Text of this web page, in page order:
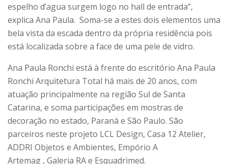
espelho d’agua surgem logo no hall de entrada”,
explica Ana Paula. Soma-se a estes dois elementos uma
bela vista da escada dentro da própria residência pois
está localizada sobre a face de uma pele de vidro.
Ana Paula Ronchi está à frente do escritório Ana Paula
Ronchi Arquitetura Total há mais de 20 anos, com
atuação principalmente na região Sul de Santa
Catarina, e soma participações em mostras de
decoração no estado, Paraná e São Paulo. São
parceiros neste projeto LCL Design, Casa 12 Atelier,
ADDRI Objetos e Ambientes, Empório A
Artemag , Galeria RA e Esquadrimed.